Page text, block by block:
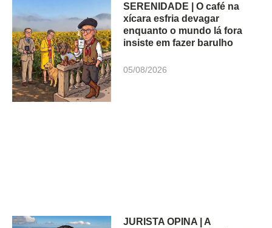
SERENIDADE | O café na
xícara esfria devagar
enquanto o mundo lá fora
insiste em fazer barulho
05/08/2026
JURISTA OPINA | A